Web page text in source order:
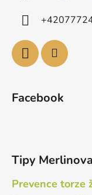
Facebook
Tipy
Prevence torze